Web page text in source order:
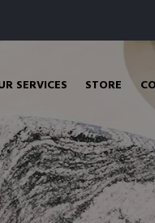
SERVICES STORE